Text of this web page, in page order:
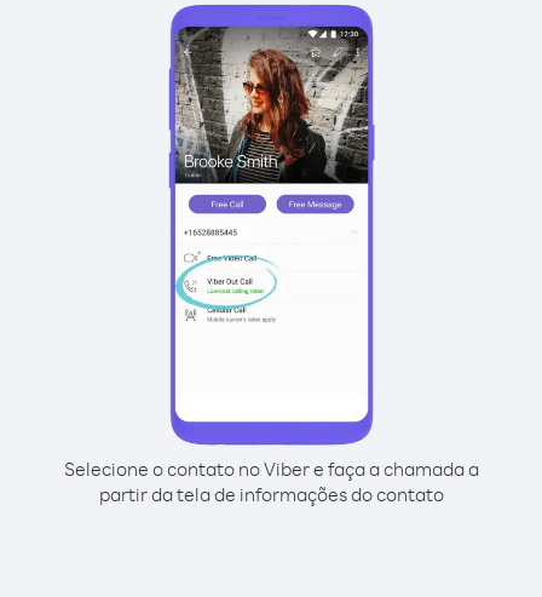
Selecione o contato no Viber e faça a chamada a
partir da tela de informações do contato